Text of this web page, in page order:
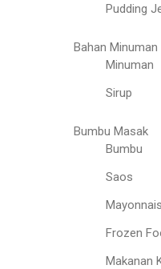
Pudding
Bahan Minuman
Minuman
Sirup
Bumbu Masak
Bumbu
Saos
Frozen
Makanan